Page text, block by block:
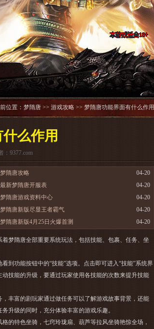
位置： 梦隋唐 >> 游戏攻略 >> 梦隋唐功能界面有什么作用
么作用
：9377.com
梦隋唐攻略
04-20
最新梦隋唐开服表
04-20
梦隋唐游戏资料中心
04-20
梦隋唐新版尽显王者霸气
04-20
梦隋唐新版4月25日火爆首测
04-20
着梦隋唐全部重要系统玩法，包括技能、包裹、任务、坐
功能按钮中的“技能”选项。点击即可进入“技能”系统界
技能的升级，要通过玩家使用各技能的次数来提升技能
丰富的剧玩家通过做任务可以了解游戏故事背景，还能
升级的同时，充分体验丰富的游戏乐趣。
特色坐骑，七窍玲珑扇、葫芦等拉风坐骑艳惊全场，